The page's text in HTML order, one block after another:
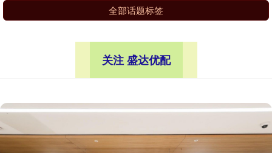
全部话题标签
关注 盛达优配